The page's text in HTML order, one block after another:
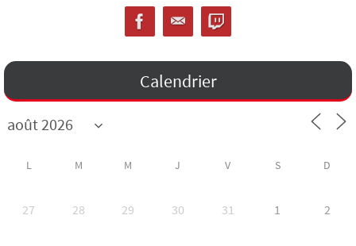
Calendrier
L M M J V S D
27 28 29 30 31 1 2